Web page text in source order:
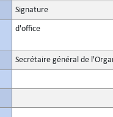
Signature
d'office
Secrétaire général de